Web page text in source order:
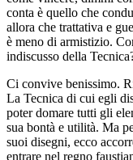
conta è quello che
allora che trattativa e
è meno di armistizio.
indiscusso della
Ci convive benissimo.
La Tecnica di cui egli
poter domare tutti gli
sua bontà e utilità. Ma
suoi disegni, ecco
entrare nel regno